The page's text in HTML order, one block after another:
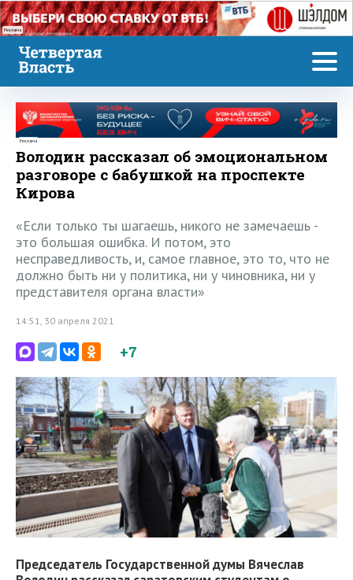
Реклама
Реклама
Володин рассказал об эмоциональном
разговоре с бабушкой на проспекте
Кирова
«Если только ты шагаешь, никого не замечаешь -
это большая ошибка. И потом, это
несправедливость, и, самое главное, это то, что не
должно быть ни у политика, ни у чиновника, ни у
представителя органа власти»
14:51, 30 апреля 2021
+7
Председатель Государственной думы Вячеслав